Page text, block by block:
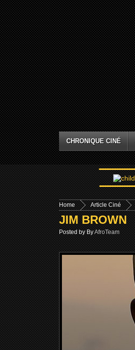
CHRONIQUE CINÉ
Home Article Ciné
JIM BROWN
Posted by ByAfroTeam